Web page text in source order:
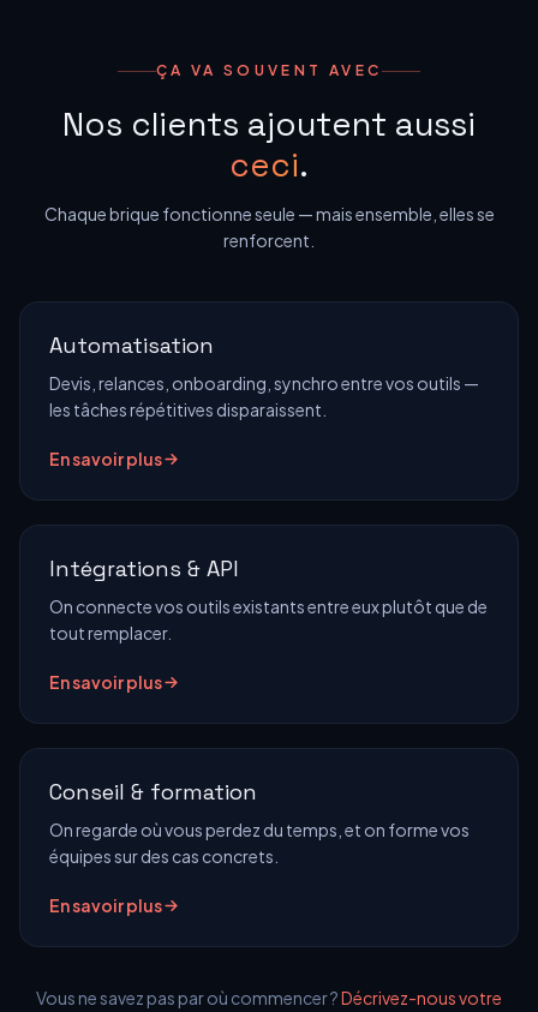
ÇA VA SOUVENT AVEC
Nos clients ajoutent aussi
ceci.
Chaque brique fonctionne seule — mais ensemble, elles se
renforcent.
Automatisation
Devis, relances, onboarding, synchro entre vos outils —
les tâches répétitives disparaissent.
En savoir plus
Intégrations & API
On connecte vos outils existants entre eux plutôt que de
tout remplacer.
En savoir plus
Conseil & formation
On regarde où vous perdez du temps, et on forme vos
équipes sur des cas concrets.
En savoir plus
Vous ne savez pas par où commencer ?Décrivez-nous votre